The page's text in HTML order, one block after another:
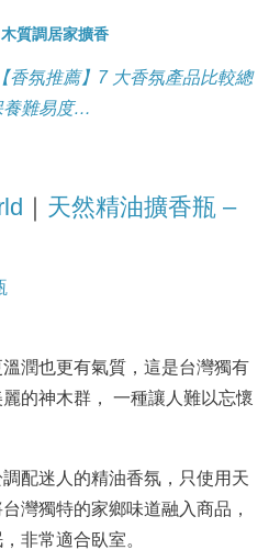
質調居家擴香
【香氛推薦】7 大香氛產品比較總
養難易度…
｜ 天然精油擴香瓶 –
潤也更有氣質，這是台灣獨有
的神木群， 一種讓人難以忘懷
配迷人的精油香氛，只使用天
灣獨特的家鄉味道融入商品，
非常適合臥室。